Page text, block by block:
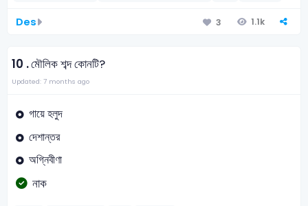
Des 3 1.1k
10 .মৌলিক শব্দ কোনটি?
Updated: 7 months ago
গায়ে হলুদ
দেশান্তর
অগ্নিবীণা
নাক